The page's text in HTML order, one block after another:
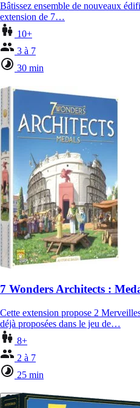
Bâtissez ensemble de nouveaux
extension de 7…
10+
3 à 7
30 min
7 Wonders Architects :
Cette extension propose 2
déjà proposées dans le jeu de…
8+
2 à 7
25 min